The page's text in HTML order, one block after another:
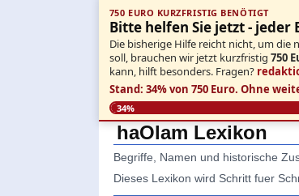
750 EURO KURZFRISTIG BENÖTIGT
Bitte helfen Sie jetzt - jeder
Die bisherige Hilfe reicht nicht, um die
soll, brauchen wir jetzt kurzfristig 750
kann, hilft besonders. Fragen?
Stand: 34% von 750 Euro. Ohne
34%
haOlam Lexikon
Begriffe, Namen und historische
Dieses Lexikon wird Schritt fuer